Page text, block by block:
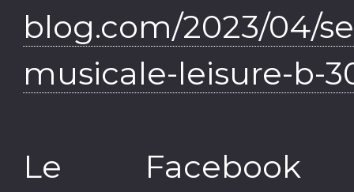
blog.com/2023/04/
musicale-leisure-b-
Le